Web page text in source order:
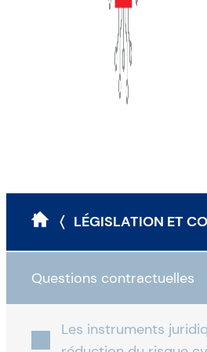
〈 LÉGISLATION ET
Questions contractuelles
Les instruments